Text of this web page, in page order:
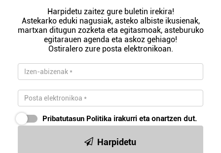
Harpidetu zaitez gure buletin irekira!
Astekarko eduki nagusiak, asteko albiste ikusienak,
martxan ditugun zozketa eta egitasmoak, asteburuko
egitarauen agenda eta askoz gehiago!
Ostiralero zure posta elektronikoan.
Pribatutasun Politika irakurri eta onartzen dut.
Harpidetu